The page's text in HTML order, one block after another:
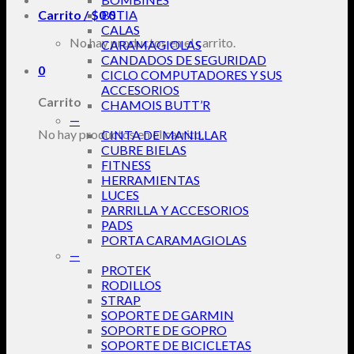
Carrito /$00
No hay productos en el carrito.
0
Carrito
No hay productos en el carrito.
BSTIA
CALAS
CARAMAGIOLAS
CANDADOS DE SEGURIDAD
CICLO COMPUTADORES Y SUS
ACCESORIOS
CHAMOIS BUTT’R
—
CINTA DE MANILLAR
CUBRE BIELAS
FITNESS
HERRAMIENTAS
LUCES
PARRILLA Y ACCESORIOS
PADS
PORTA CARAMAGIOLAS
—
PROTEK
RODILLOS
STRAP
SOPORTE DE GARMIN
SOPORTE DE GOPRO
SOPORTE DE BICICLETAS